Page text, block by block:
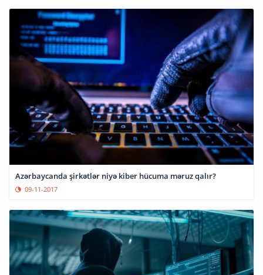
Azərbaycanda şirkətlər niyə kiber hücuma məruz qalır?
09-11-2017